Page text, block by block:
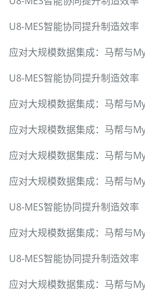
U8-MES智能协同提升制造效率
U8-MES智能协同提升制造效率
U8-MES智能协同提升制造效率
U8-MES智能协同提升制造效率